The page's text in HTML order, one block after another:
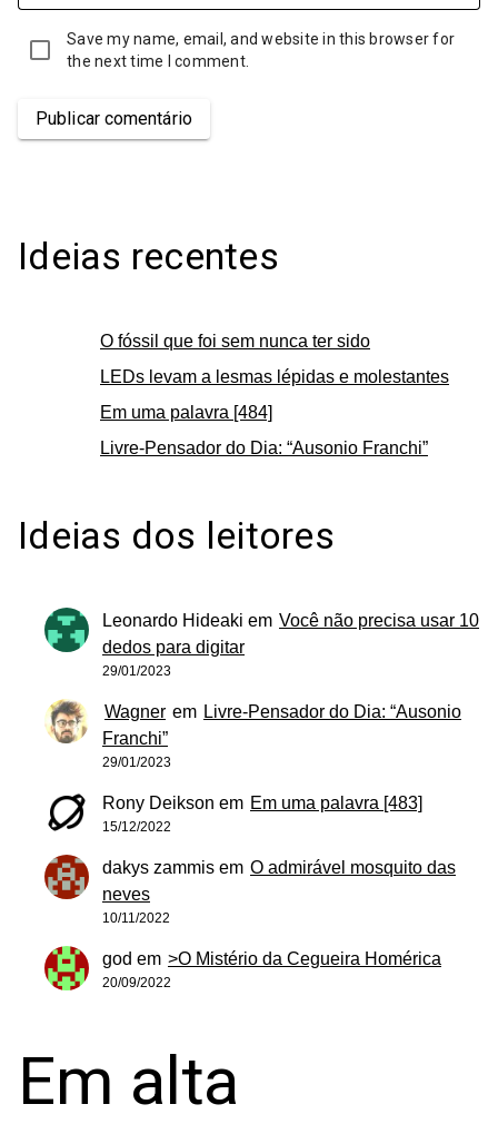
Save my name, email, and website in this browser for
the next time I comment.
Publicar comentário
Ideias recentes
O fóssil que foi sem nunca ter sido
LEDs levam a lesmas lépidas e molestantes
Em uma palavra [484]
Livre-Pensador do Dia: “Ausonio Franchi”
Ideias dos leitores
Leonardo Hideaki em Você não precisa usar 10
dedos para digitar
29/01/2023
Wagner em Livre-Pensador do Dia: “Ausonio
Franchi”
29/01/2023
Rony Deikson em Em uma palavra [483]
15/12/2022
dakys zammis em O admirável mosquito das
neves
10/11/2022
god em >O Mistério da Cegueira Homérica
20/09/2022
Em alta